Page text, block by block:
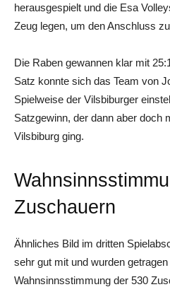
herausgespielt und die Esa
Zeug legen, um den Anschluss
Die Raben gewannen klar mit
Satz konnte sich das Team von
Spielweise der Vilsbiburger
Satzgewinn, der dann aber doch
Vilsbiburg ging.
Zuschauern
Ähnliches Bild im dritten
sehr gut mit und wurden
Wahnsinnsstimmung der 530